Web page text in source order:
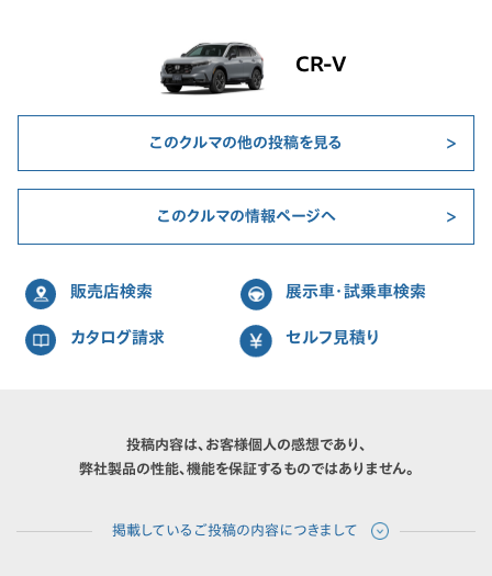
CR-V
このクルマの他の投稿を見る
このクルマの情報ページへ
販売店検索 展示車・試乗車検索
カタログ請求 セルフ見積り
投稿内容は、お客様個人の感想であり、
弊社製品の性能、機能を保証するものではありません。